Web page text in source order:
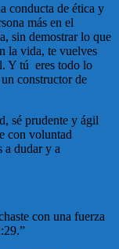
conducta de ética y
más en el
sin demostrar lo que
la vida, te vuelves
Y tú eres todo lo
constructor de
sé prudente y ágil
con voluntad
a dudar y a
con una fuerza